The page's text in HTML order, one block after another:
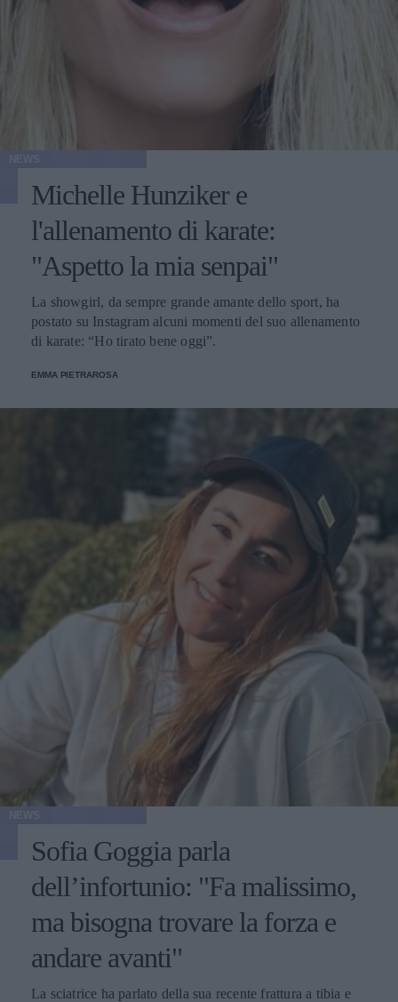
Michelle Hunziker e
l'allenamento di karate:
"Aspetto la mia senpai"
La showgirl, da sempre grande amante dello sport, ha
postato su Instagram alcuni momenti del suo allenamento
di karate: “Ho tirato bene oggi”.
EMMA PIETRAROSA
Sofia Goggia parla
dell’infortunio: "Fa malissimo,
ma bisogna trovare la forza e
andare avanti"
La sciatrice ha parlato della sua recente frattura a tibia e